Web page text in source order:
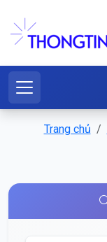
Trang chủ